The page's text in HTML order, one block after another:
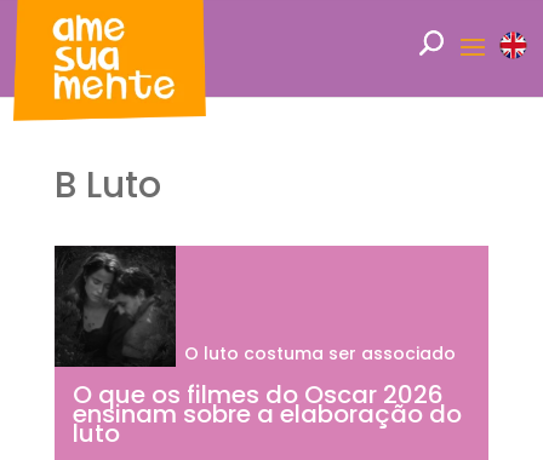
B Luto
O que os filmes do Oscar 2026
ensinam sobre a elaboração do
luto
O luto costuma ser associado